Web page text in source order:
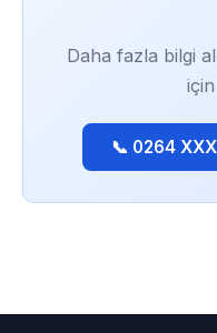
Daha fazla bilgi
📞 0264